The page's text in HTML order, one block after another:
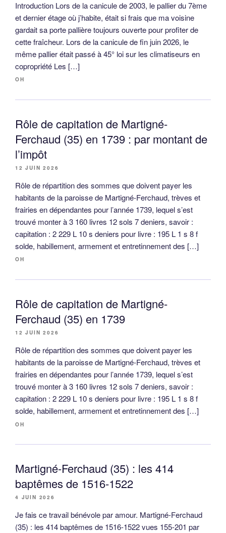
Introduction Lors de la canicule de 2003, le pallier du 7ème
et dernier étage où j’habite, était si frais que ma voisine
gardait sa porte pallière toujours ouverte pour profiter de
cette fraîcheur. Lors de la canicule de fin juin 2026, le
même pallier était passé à 45° loi sur les climatiseurs en
copropriété Les […]
OH
Rôle de capitation de Martigné-
Ferchaud (35) en 1739 : par montant de
l’impôt
12 JUIN 2026
Rôle de répartition des sommes que doivent payer les
habitants de la paroisse de Martigné-Ferchaud, trèves et
frairies en dépendantes pour l’année 1739, lequel s’est
trouvé monter à 3 160 livres 12 sols 7 deniers, savoir :
capitation : 2 229 L 10 s deniers pour livre : 195 L 1 s 8 f
solde, habillement, armement et entretinnement des […]
OH
Rôle de capitation de Martigné-
Ferchaud (35) en 1739
12 JUIN 2026
Rôle de répartition des sommes que doivent payer les
habitants de la paroisse de Martigné-Ferchaud, trèves et
frairies en dépendantes pour l’année 1739, lequel s’est
trouvé monter à 3 160 livres 12 sols 7 deniers, savoir :
capitation : 2 229 L 10 s deniers pour livre : 195 L 1 s 8 f
solde, habillement, armement et entretinnement des […]
OH
Martigné-Ferchaud (35) : les 414
baptêmes de 1516-1522
4 JUIN 2026
Je fais ce travail bénévole par amour. Martigné-Ferchaud
(35) : les 414 baptêmes de 1516-1522 vues 155-201 par